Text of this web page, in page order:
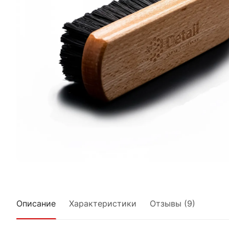
Описание Характеристики Отзывы (9)